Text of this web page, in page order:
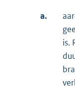
a.
is.